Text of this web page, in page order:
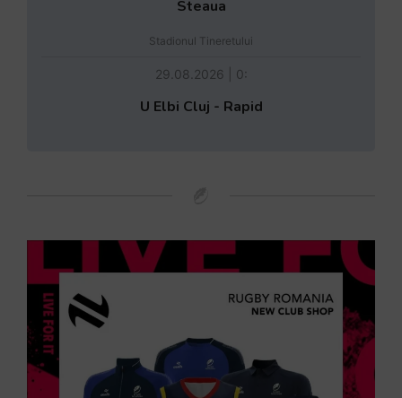
Steaua
Stadionul Tineretului
29.08.2026 | 0:
U Elbi Cluj - Rapid